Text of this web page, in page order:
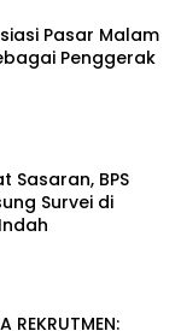
Pasar Malam
Penggerak
Sasaran, BPS
Survei di
REKRUTMEN: